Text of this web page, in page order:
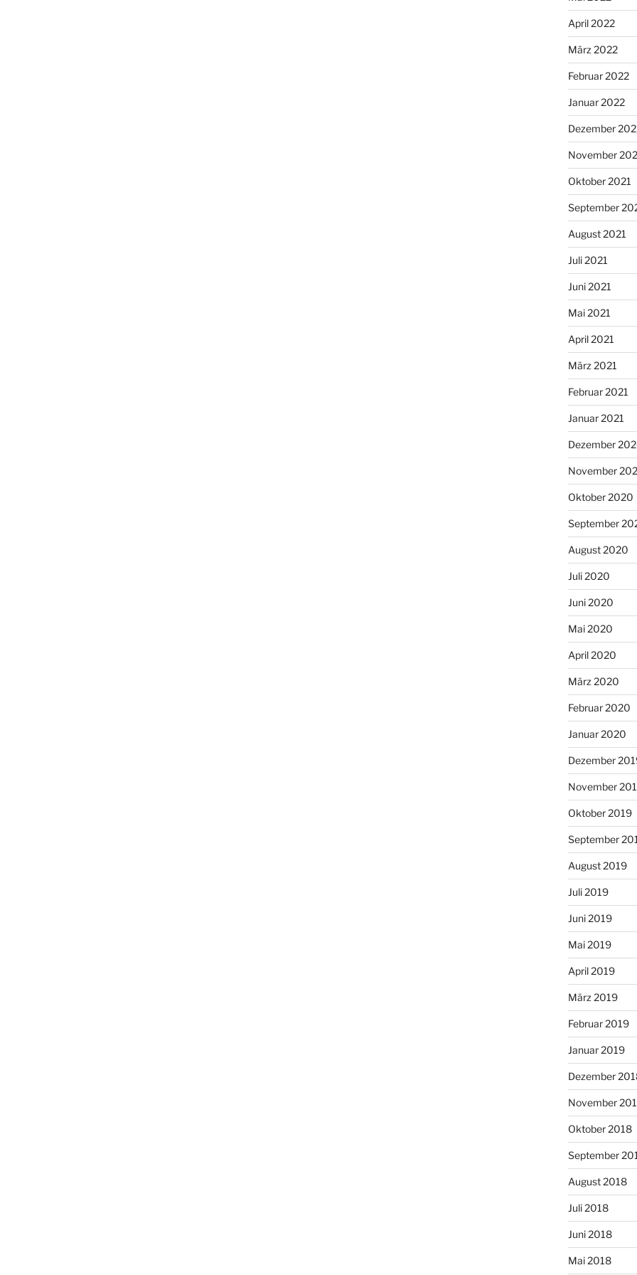
April 2022
März 2022
Februar 2022
Januar 2022
Dezember
November
Oktober 2021
September
August 2021
Juli 2021
Juni 2021
Mai 2021
April 2021
März 2021
Februar 2021
Januar 2021
Dezember
November
Oktober 2020
September
August 2020
Juli 2020
Juni 2020
Mai 2020
April 2020
März 2020
Februar 2020
Januar 2020
Dezember
November
Oktober 2019
September
August 2019
Juli 2019
Juni 2019
Mai 2019
April 2019
März 2019
Februar 2019
Januar 2019
Dezember
November
Oktober 2018
September
August 2018
Juli 2018
Juni 2018
Mai 2018